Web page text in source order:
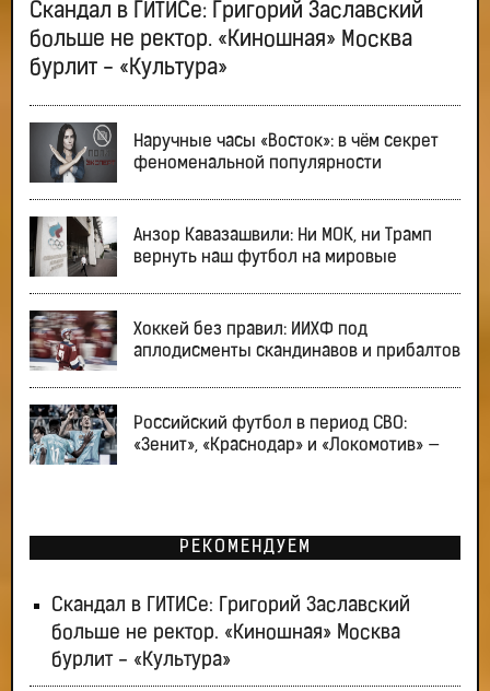
Скандал в ГИТИСе: Григорий Заславский
больше не ректор. «Киношная» Москва
бурлит - «Культура»
Наручные часы «Восток»: в чём секрет
феноменальной популярности
Анзор Кавазашвили: Ни МОК, ни Трамп
вернуть наш футбол на мировые
Хоккей без правил: ИИХФ под
аплодисменты скандинавов и прибалтов
Российский футбол в период СВО:
«Зенит», «Краснодар» и «Локомотив» —
РЕКОМЕНДУЕМ
Скандал в ГИТИСе: Григорий Заславский
больше не ректор. «Киношная» Москва
бурлит - «Культура»